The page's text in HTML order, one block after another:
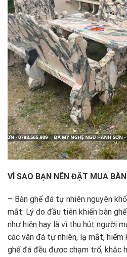
VÌ SAO BẠN NÊN ĐẶT MUA
– Bàn ghế đá tự nhiên nguyên
mắt: Lý do đầu tiên khiến bàn
như hiện hay là vì thu hút người
các vân đá tự nhiên, lạ mắt,
ghế đá đều được chạm trổ, khắc